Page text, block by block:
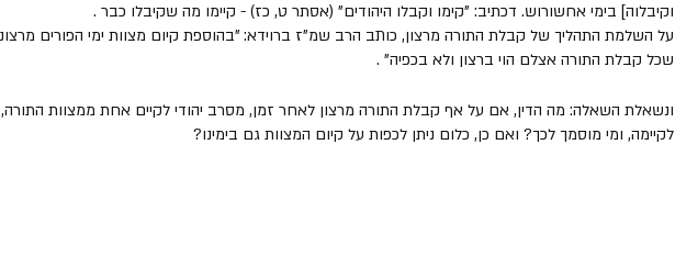
וקיבלוה] בימי אחשורוש. דכתיב: "קימו וקבלו היהודים" (אסתר ט, כז) - קיימו מה שקיבלו כבר .
על השלמת התהליך של קבלת התורה מרצון, כותב הרב שמ"ז ברוידא: "בהוספת קיום מצוות ימי הפורים
שכל קבלת התורה אצלם הוי ברצון ולא בכפיה" .
ונשאלת השאלה: מה הדין, אם על אף קבלת התורה מרצון לאחר זמן, מסרב יהודי לקיים אחת ממצוות התורה,
לקיימה, ומי מוסמך לכך? ואם כן, כלום ניתן לכפות על קיום המצוות גם בימינו?